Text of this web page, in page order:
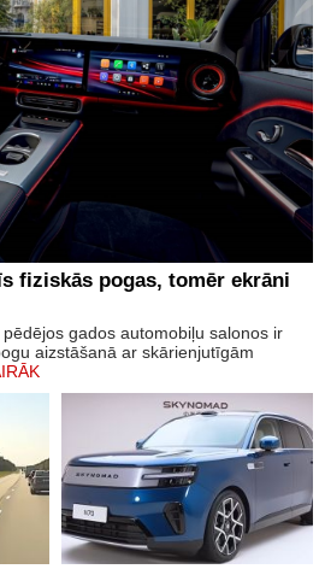
fiziskās pogas, tomēr ekrāni
gados automobiļu salonos ir
aizstāšanā ar skārienjutīgām